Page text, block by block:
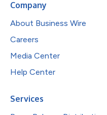
Company
About Business Wire
Careers
Media Center
Help Center
Services